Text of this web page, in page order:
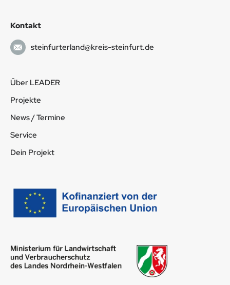
Kontakt
steinfurterland@kreis-steinfurt.de
Über LEADER
Projekte
News / Termine
Service
Dein Projekt